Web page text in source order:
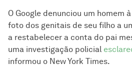
O Google denunciou um homem
foto dos genitais de seu filho a
a restabelecer a conta do pai
uma investigação policial
informou o New York Times.